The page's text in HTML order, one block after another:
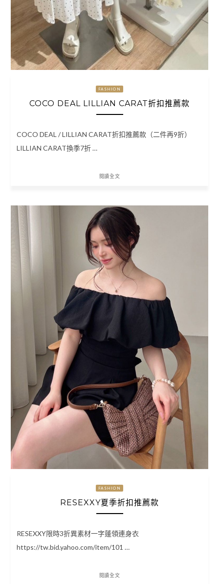
FASHION
COCO DEAL LILLIAN CARAT折扣推薦款
COCO DEAL / LILLIAN CARAT折扣推薦款（二件再9折）
LILLIAN CARAT換季7折 …
閱讀全文
FASHION
RESEXXY夏季折扣推薦款
RESEXXY限時3折異素材一字蓬領連身衣
https://tw.bid.yahoo.com/item/101 …
閱讀全文